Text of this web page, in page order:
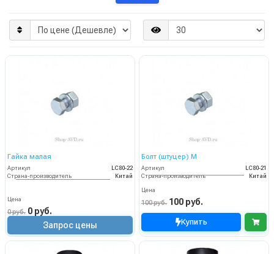
Гайка малая
Артикул
LC80-22
Страна-производитель
Китай
Цена
0 руб. 0 руб.
Запрос цены
Болт (штуцер) M
Артикул
LC80-21
Страна-производитель
Китай
Цена
100 руб. 100 руб.
Купить